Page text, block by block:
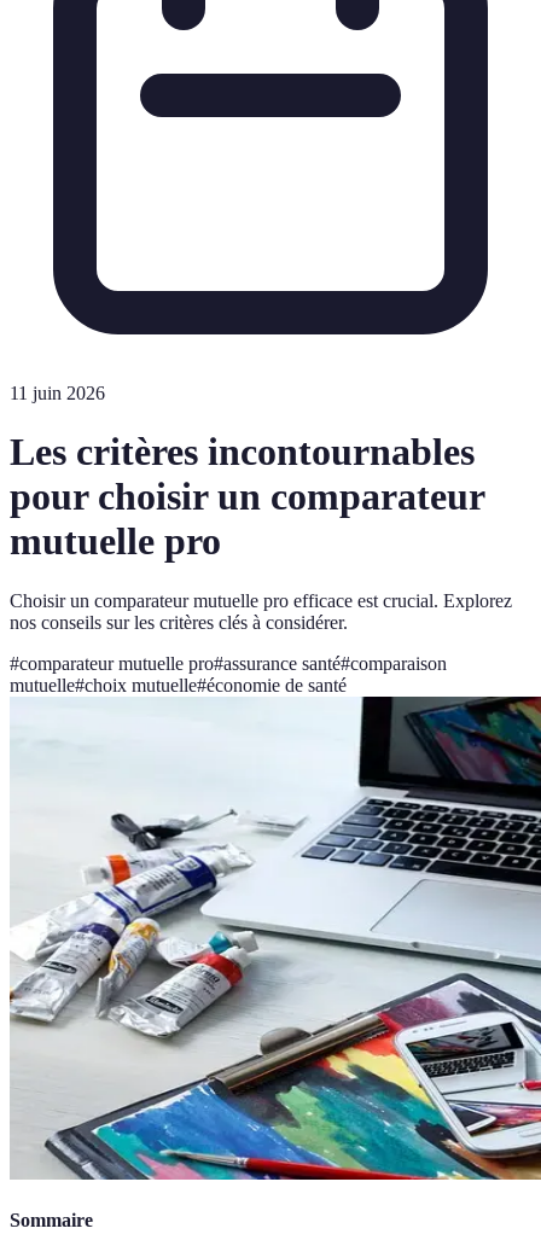
11 juin 2026
Les critères incontournables
pour choisir un comparateur
mutuelle pro
Choisir un comparateur mutuelle pro efficace est crucial. Explorez
nos conseils sur les critères clés à considérer.
#comparateur mutuelle pro#assurance santé#comparaison
mutuelle#choix mutuelle#économie de santé
Sommaire